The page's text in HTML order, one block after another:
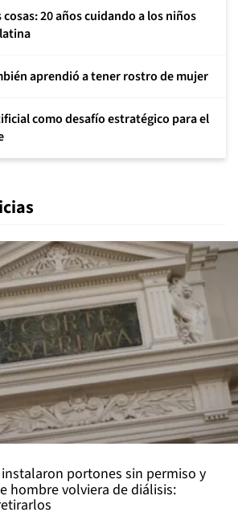
20 años cuidando a los niños
aprendió a tener rostro de mujer
como desafío estratégico para el
portones sin permiso y
hombre volviera de diálisis: